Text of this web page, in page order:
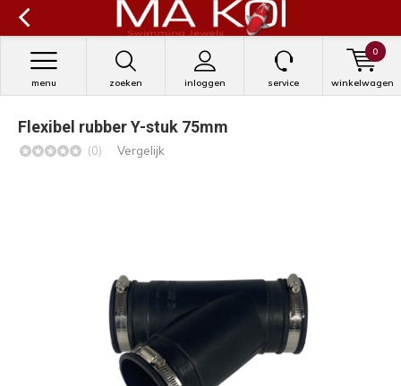
zoeken inloggen
menu service winkelwagen
0
Flexibel rubber Y-stuk 75mm
(0) Vergelijk